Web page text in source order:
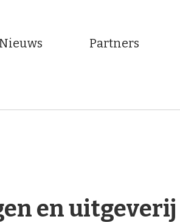
Nieuws Partners
en uitgeverij